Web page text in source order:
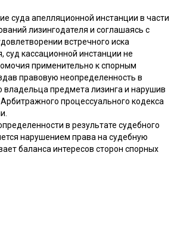
суда апелляционной инстанции в части
лизингодателя и соглашаясь с
встречного иска
суд кассационной инстанции не
применительно к спорным
правовую неопределенность в
владельца предмета лизинга и нарушив
процессуального кодекса
в результате судебного
нарушением права на судебную
баланса интересов сторон спорных